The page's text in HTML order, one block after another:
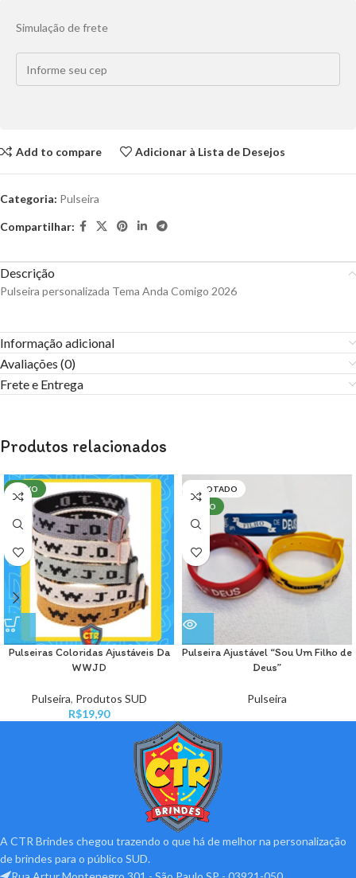
Simulação de frete
Add to compare Adicionar à Lista de Desejos
Categoria: Pulseira
Compartilhar:
Descrição
Pulseira personalizada Tema Anda Comigo 2026
Informação adicional
Avaliações (0)
Frete e Entrega
Produtos relacionados
NOVO
Pulseiras Coloridas Ajustáveis Da
WWJD
Pulseira, Produtos SUD
R$19,90
ESGOTADO
NOVO
Pulseira Ajustável “Sou Um Filho de
Deus”
Pulseira
A CTR Brindes chegou trazendo o que há de melhor na personalização
de brindes para o público SUD.